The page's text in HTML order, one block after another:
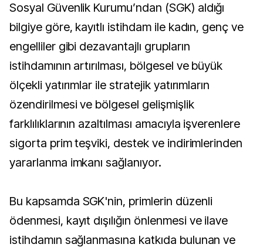
Sosyal Güvenlik Kurumu’ndan (SGK) aldığı
bilgiye göre, kayıtlı istihdam ile kadın, genç ve
engelliler gibi dezavantajlı grupların
istihdamının artırılması, bölgesel ve büyük
ölçekli yatırımlar ile stratejik yatırımların
özendirilmesi ve bölgesel gelişmişlik
farklılıklarının azaltılması amacıyla işverenlere
sigorta prim teşviki, destek ve indirimlerinden
yararlanma imkanı sağlanıyor.
Bu kapsamda SGK'nin, primlerin düzenli
ödenmesi, kayıt dışılığın önlenmesi ve ilave
istihdamın sağlanmasına katkıda bulunan ve